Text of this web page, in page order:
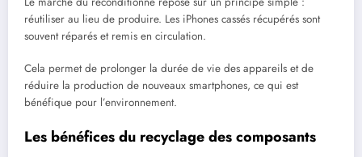
réutiliser au lieu de produire. Les iPhones cassés récupérés sont
souvent réparés et remis en circulation.
Cela permet de prolonger la durée de vie des appareils et de
réduire la production de nouveaux smartphones, ce qui est
bénéfique pour l’environnement.
Les bénéfices du recyclage des composants